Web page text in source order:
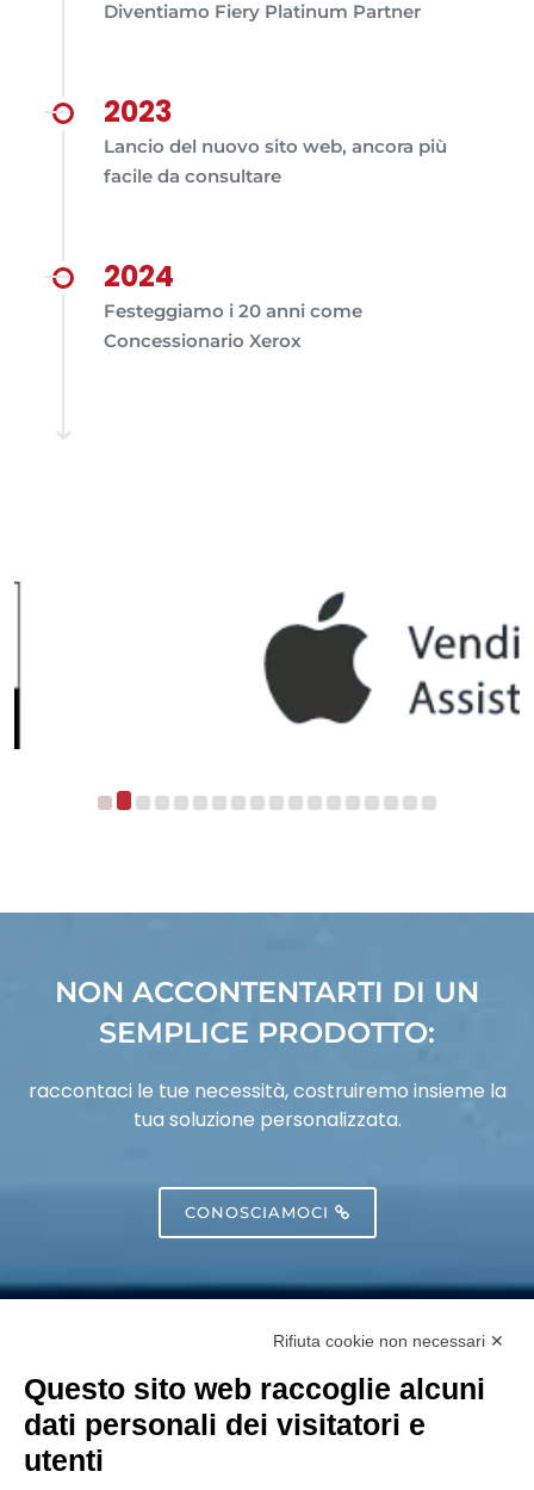
Diventiamo Fiery Platinum Partner
2023
Lancio del nuovo sito web, ancora più
facile da consultare
2024
Festeggiamo i 20 anni come
Concessionario Xerox
NON ACCONTENTARTI DI UN
SEMPLICE PRODOTTO:
raccontaci le tue necessità, costruiremo insieme la
tua soluzione personalizzata.
CONOSCIAMOCI
P.IVA 02330030129 | CAPITALE I.V. €100.000
Rifiuta cookie non necessari ✕
Questo sito web raccoglie alcuni
dati personali dei visitatori e
utenti